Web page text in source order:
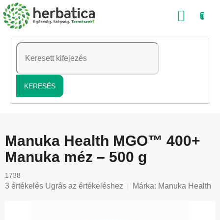
Ugrás
a
tartalomhoz
KERESÉS
Manuka Health MGO™ 400+
Manuka méz – 500 g
1738
A
3 értékelés Ugrás az értékeléshez Márka: Manuka Health